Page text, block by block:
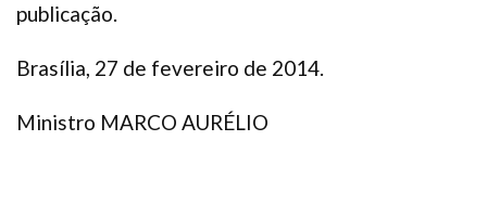
publicação.
Brasília, 27 de fevereiro de 2014.
Ministro MARCO AURÉLIO